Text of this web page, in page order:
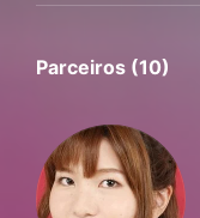
Parceiros (10)